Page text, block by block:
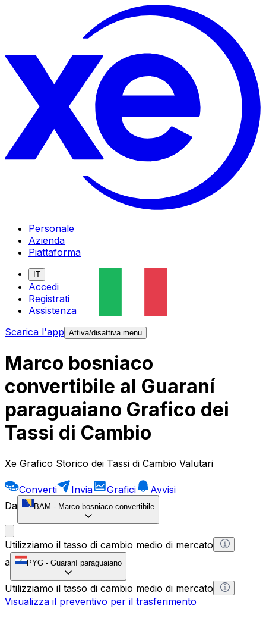
Personale
Azienda
Piattaforma
IT
Accedi
Registrati
Assistenza
Scarica l'app Attiva/disattiva menu
Marco bosniaco
convertibile al Guaraní
paraguaiano Grafico dei
Tassi di Cambio
Xe Grafico Storico dei Tassi di Cambio Valutari
Converti Invia Grafici
Avvisi
Da
BAM - Marco bosniaco convertibile
Utilizziamo il tasso di cambio medio di mercato
a
PYG - Guaraní paraguaiano
Utilizziamo il tasso di cambio medio di mercato
Visualizza il preventivo per il trasferimento